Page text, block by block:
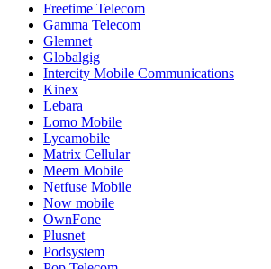
Freetime Telecom
Gamma Telecom
Glemnet
Globalgig
Intercity Mobile Communications
Kinex
Lebara
Lomo Mobile
Lycamobile
Matrix Cellular
Meem Mobile
Netfuse Mobile
Now mobile
OwnFone
Plusnet
Podsystem